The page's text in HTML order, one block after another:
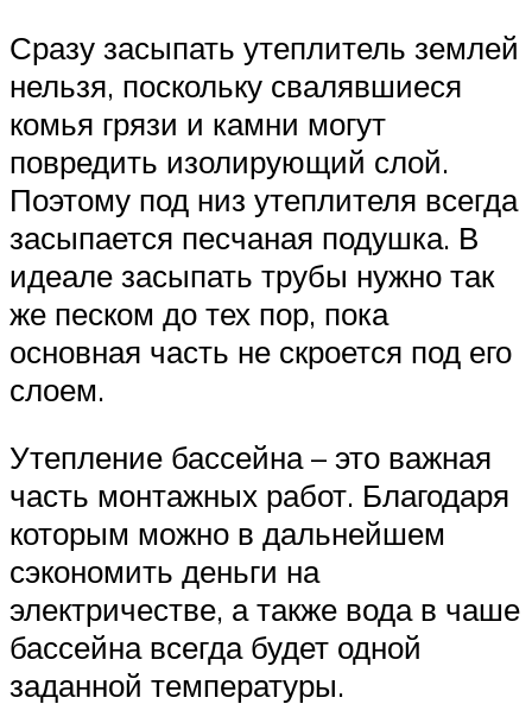
Сразу засыпать утеплитель землей
нельзя, поскольку свалявшиеся
комья грязи и камни могут
повредить изолирующий слой.
Поэтому под низ утеплителя всегда
засыпается песчаная подушка. В
идеале засыпать трубы нужно так
же песком до тех пор, пока
основная часть не скроется под его
слоем.
Утепление бассейна – это важная
часть монтажных работ. Благодаря
которым можно в дальнейшем
сэкономить деньги на
электричестве, а также вода в чаше
бассейна всегда будет одной
заданной температуры.